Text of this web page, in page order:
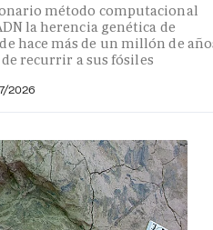
método computacional
la herencia genética de
hace más de un millón de
recurrir a sus fósiles
2026